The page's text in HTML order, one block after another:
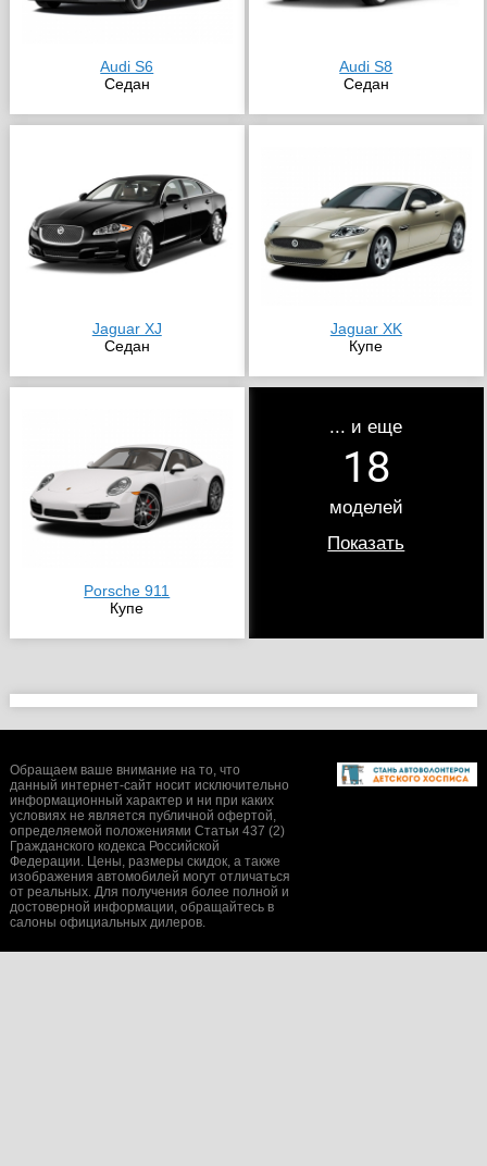
Audi S6
Седан
Audi S8
Седан
Jaguar XJ
Седан
Jaguar XK
Купе
Porsche 911
Купе
... и еще
18
моделей
Показать
Обращаем ваше внимание на то, что
данный интернет-сайт носит исключительно
информационный характер и ни при каких
условиях не является публичной офертой,
определяемой положениями Статьи 437 (2)
Гражданского кодекса Российской
Федерации. Цены, размеры скидок, а также
изображения автомобилей могут отличаться
от реальных. Для получения более полной и
достоверной информации, обращайтесь в
салоны официальных дилеров.